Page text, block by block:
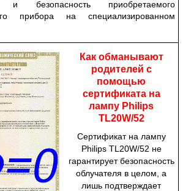
и безопасность приобретаемого
прибора на специализированном
Как обманывают
родителей с
помощью
сертификата на
лампу Philips
TL20W/52
Сертификат на лампу
Philips TL20W/52 не
гарантирует безопасность
облучателя в целом, а
лишь подтверждает